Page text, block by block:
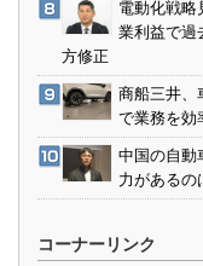
電動化戦略
業利益で過
方修正
商船三井、
で業務を効
中国の自動
力があるの
コーナーリンク